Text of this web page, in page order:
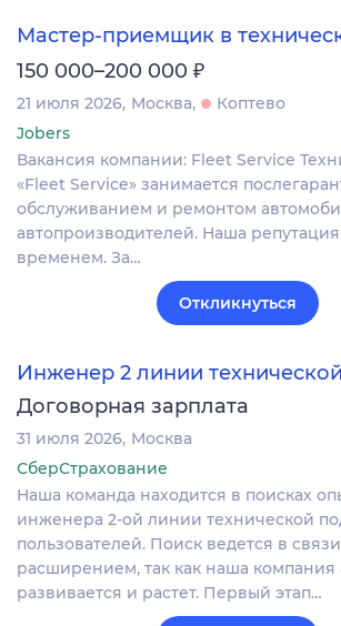
Мастер-приемщик в
150 000–200 000 ₽
21 июля 2026 Москва
Коптево
Jobers
Вакансия компании: Fleet Service
«Fleet Service» занимается
обслуживанием и ремонтом
автопроизводителей. Наша
временем. За…
Откликнуться
Инженер 2 линии
Договорная зарплата
31 июля 2026 Москва
СберСтрахование
Наша команда находится в поисках
инженера 2-ой линии технической
пользователей. Поиск ведется в
расширением, так как наша компания
развивается и растет. Первый этап…